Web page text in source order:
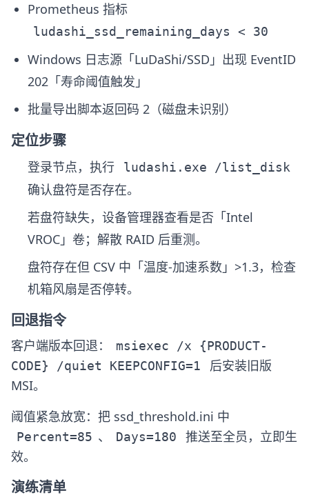
Prometheus 指标
ludashi_ssd_remaining_days < 30
Windows 日志源「LuDaShi/SSD」出现 EventID
202「寿命阈值触发」
批量导出脚本返回码 2（磁盘未识别）
定位步骤
登录节点，执行 ludashi.exe /list_disk
确认盘符是否存在。
若盘符缺失，设备管理器查看是否「Intel
VROC」卷；解散 RAID 后重测。
盘符存在但 CSV 中「温度-加速系数」>1.3，检查
机箱风扇是否停转。
回退指令
客户端版本回退：
msiexec /x {PRODUCT-
CODE} /quiet KEEPCONFIG=1
后安装旧版
MSI。
阈值紧急放宽：把 ssd_threshold.ini 中
Percent=85 、 Days=180
推送至全员，立即生
效。
演练清单